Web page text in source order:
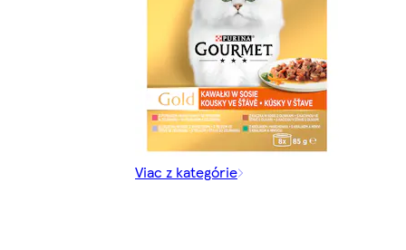
Viac z kategórie